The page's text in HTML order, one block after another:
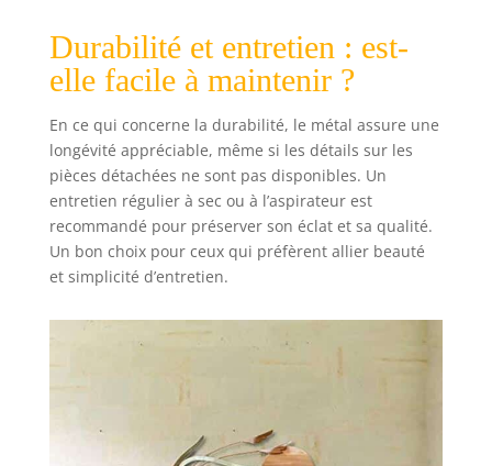
doux. Évitez les
produits
chimiques et les
humidifiez le
chiffon avec de
l'eau chaude et du
savon doux pour
les
mains/vaisselle,
uniquement si
Durabilité et entretien : est-
elle facile à maintenir ?
En ce qui concerne la durabilité, le métal assure une
longévité appréciable, même si les détails sur les
pièces détachées ne sont pas disponibles. Un
entretien régulier à sec ou à l’aspirateur est
recommandé pour préserver son éclat et sa qualité.
Un bon choix pour ceux qui préfèrent allier beauté
et simplicité d’entretien.